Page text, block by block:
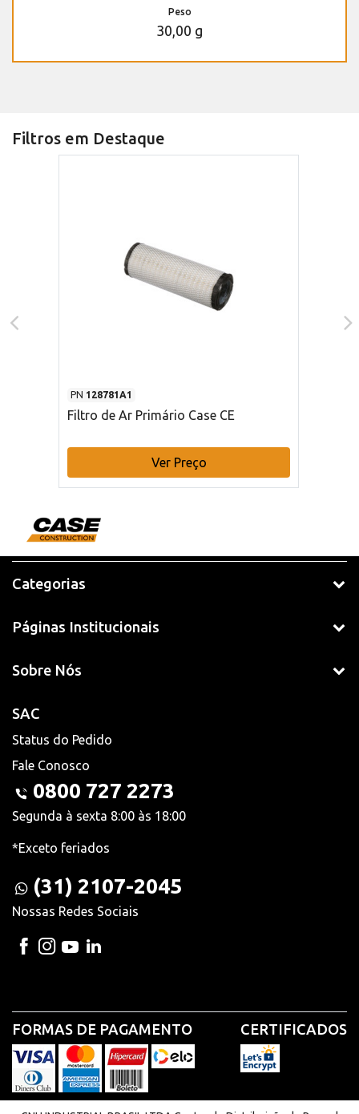
Peso
30,00 g
Filtros em Destaque
PN 128781A1
Filtro de Ar Primário Case CE
Ver Preço
Categorias
Páginas Institucionais
Sobre Nós
SAC
Status do Pedido
Fale Conosco
0800 727 2273
Segunda à sexta 8:00 às 18:00
*Exceto feriados
(31) 2107-2045
Nossas Redes Sociais
FORMAS DE PAGAMENTO CERTIFICADOS